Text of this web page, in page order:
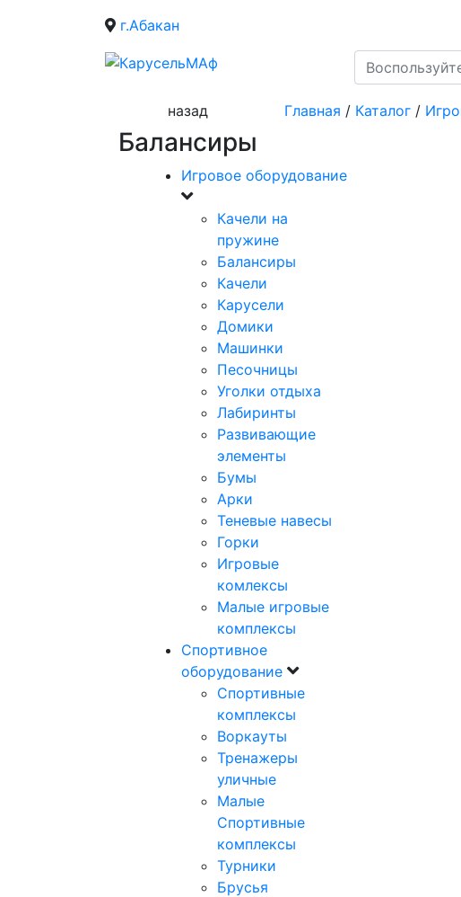
г.Абакан
назад
Главная / Каталог /
Балансиры
Игровое оборудование
Качели на
пружине
Балансиры
Качели
Карусели
Домики
Машинки
Песочницы
Уголки отдыха
Лабиринты
Развивающие
элементы
Бумы
Арки
Теневые навесы
Горки
Игровые
комлексы
Малые игровые
комплексы
Спортивное
оборудование
Спортивные
комплексы
Воркауты
Тренажеры
уличные
Малые
Спортивные
комплексы
Турники
Брусья